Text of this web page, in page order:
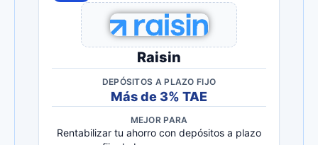
Raisin
DEPÓSITOS A PLAZO FIJO
Más de 3% TAE
MEJOR PARA
Rentabilizar tu ahorro con depósitos a plazo